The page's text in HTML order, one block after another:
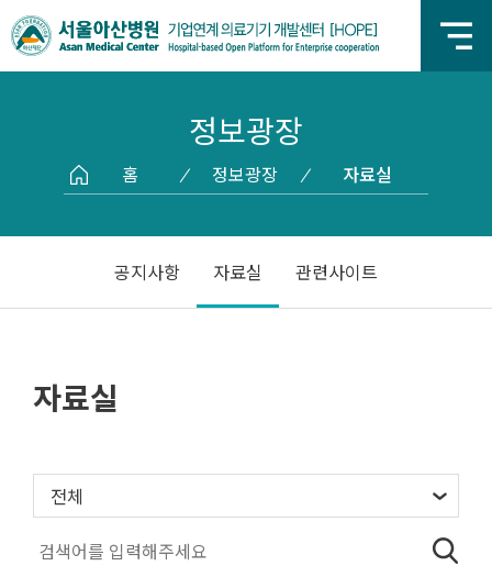
정보광장
홈 정보광장 자료실
공지사항 자료실 관련사이트
자료실